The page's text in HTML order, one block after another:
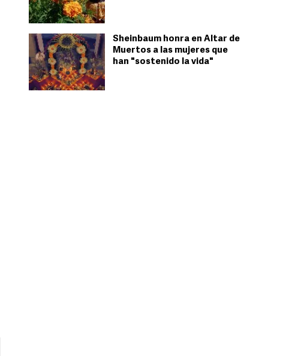
Sheinbaum honra en Altar de
Muertos a las mujeres que
han "sostenido la vida"